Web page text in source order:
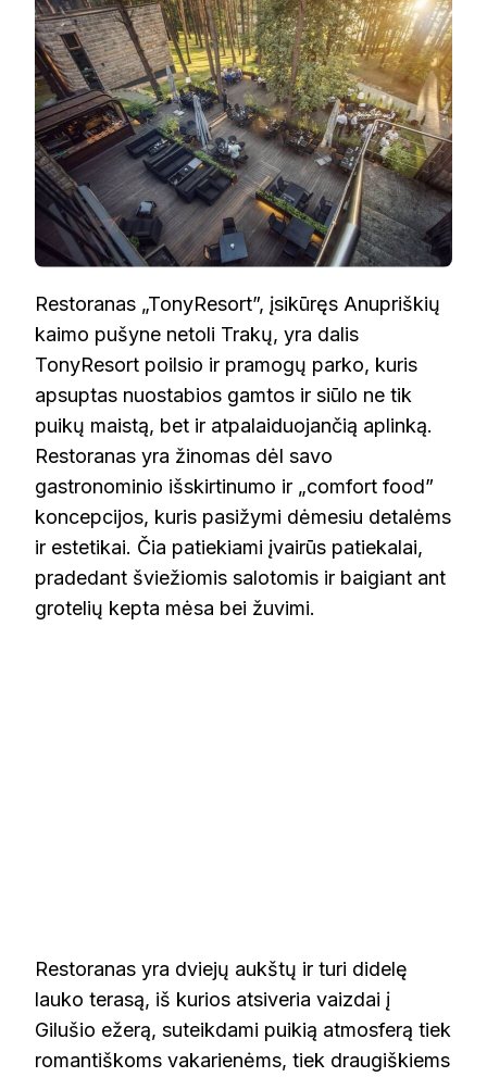
Restoranas „TonyResort”, įsikūręs Anupriškių
kaimo pušyne netoli Trakų, yra dalis
TonyResort poilsio ir pramogų parko, kuris
apsuptas nuostabios gamtos ir siūlo ne tik
puikų maistą, bet ir atpalaiduojančią aplinką.
Restoranas yra žinomas dėl savo
gastronominio išskirtinumo ir „comfort food”
koncepcijos, kuris pasižymi dėmesiu detalėms
ir estetikai. Čia patiekiami įvairūs patiekalai,
pradedant šviežiomis salotomis ir baigiant ant
grotelių kepta mėsa bei žuvimi.
Restoranas yra dviejų aukštų ir turi didelę
lauko terasą, iš kurios atsiveria vaizdai į
Gilušio ežerą, suteikdami puikią atmosferą tiek
romantiškoms vakarienėms, tiek draugiškiems